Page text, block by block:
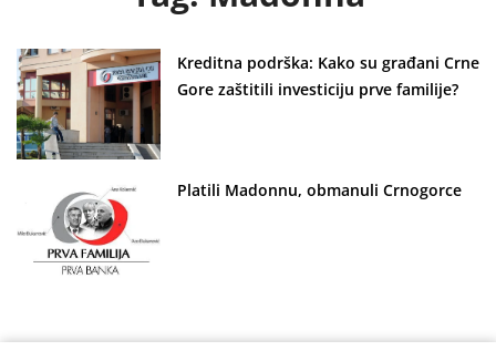
Kreditna podrška: Kako su građani Crne
Gore zaštitili investiciju prve familije?
Platili Madonnu, obmanuli Crnogorce